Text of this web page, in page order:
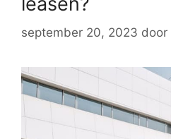
september 20, 2023 door